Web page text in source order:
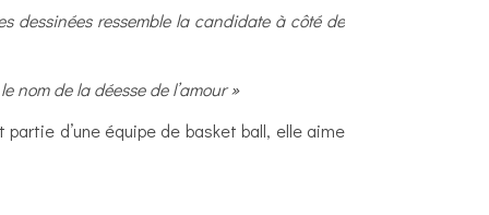
dessinées ressemble la candidate à côté de
nom de la déesse de l’amour »
d’une équipe de basket ball, elle aime